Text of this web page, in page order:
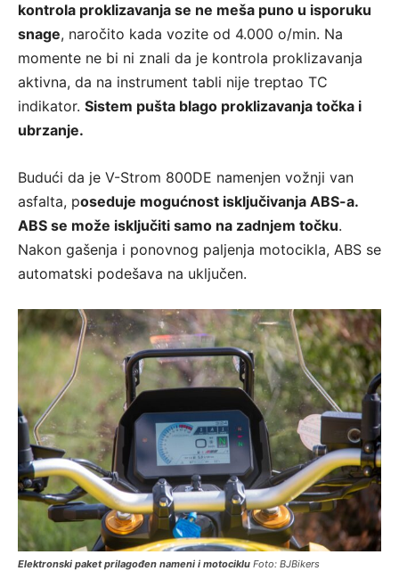
kontrola proklizavanja se ne meša puno u isporuku
snage, naročito kada vozite od 4.000 o/min. Na
momente ne bi ni znali da je kontrola proklizavanja
aktivna, da na instrument tabli nije treptao TC
indikator. Sistem pušta blago proklizavanja točka i
ubrzanje.
Budući da je V-Strom 800DE namenjen vožnji van
asfalta, poseduje mogućnost isključivanja ABS-a.
ABS se može isključiti samo na zadnjem točku.
Nakon gašenja i ponovnog paljenja motocikla, ABS se
automatski podešava na uključen.
Elektronski paket prilagođen nameni i motociklu Foto: BJBikers